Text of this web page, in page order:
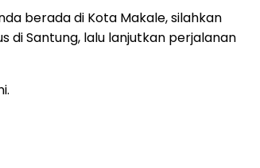
berada di Kota Makale, silahkan
di Santung, lalu lanjutkan perjalanan